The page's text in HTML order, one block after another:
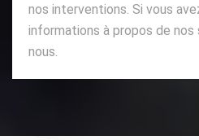
nos interventions. Si vous
informations à propos de
nous.